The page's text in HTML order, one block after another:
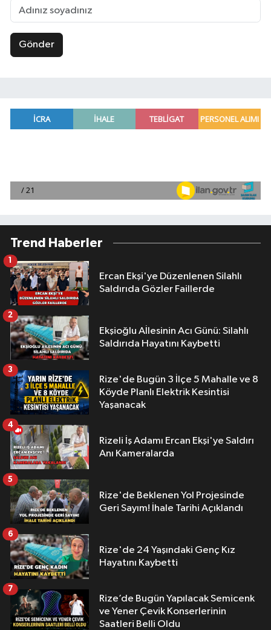
Gönder
Trend Haberler
Ercan Ekşi'ye Düzenlenen Silahlı
Saldırıda Gözler Faillerde
1
Ekşioğlu Aİlesinin Acı Günü: Silahlı
Saldırıda Hayatını Kaybetti
2
Rize'de Bugün 3 İlçe 5 Mahalle ve 8
Köyde Planlı Elektrik Kesintisi
Yaşanacak
3
Rizeli İş Adamı Ercan Ekşi'ye Saldırı
Anı Kameralarda
4
Rize'de Beklenen Yol Projesinde
Geri Sayım! İhale Tarihi Açıklandı
5
Rize'de 24 Yaşındaki Genç Kız
Hayatını Kaybetti
6
Rize’de Bugün Yapılacak Semicenk
ve Yener Çevik Konserlerinin
Saatleri Belli Oldu
7